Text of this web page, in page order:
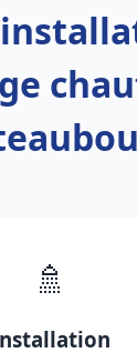
🚿